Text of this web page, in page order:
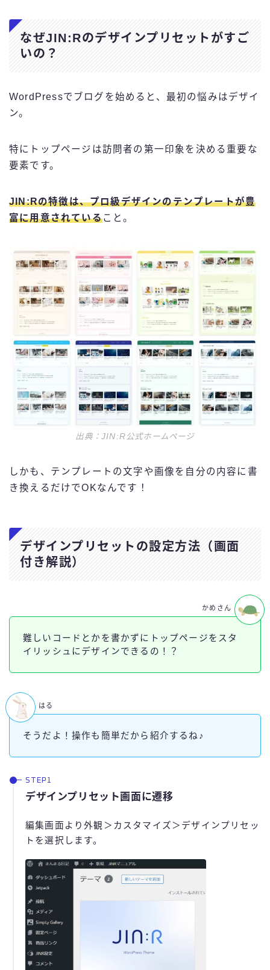
なぜJIN:Rのデザインプリセットがすご
いの？
WordPressでブログを始めると、最初の悩みはデザイ
ン。
特にトップページは訪問者の第一印象を決める重要な
要素です。
JIN:Rの特徴は、プロ級デザインのテンプレートが豊
富に用意されていること。
出典：JIN:R公式ホームページ
しかも、テンプレートの文字や画像を自分の内容に書
き換えるだけでOKなんです！
デザインプリセットの設定方法（画面
付き解説）
難しいコードとかを書かずにトップページをスタ
イリッシュにデザインできるの！？
かめさん
そうだよ！操作も簡単だから紹介するね♪
はる
デザインプリセット画面に遷移
編集画面より外観＞カスタマイズ＞デザインプリセッ
トを選択します。